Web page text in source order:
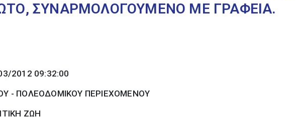
ΣΥΝΑΡΜΟΛΟΓΟΥΜΕΝΟ ΜΕ ΓΡΑΦΕΙΑ.
2012 09:32:00
- ΠΟΛΕΟΔΟΜΙΚΟΥ ΠΕΡΙΕΧΟΜΕΝΟΥ
ΖΩΗ